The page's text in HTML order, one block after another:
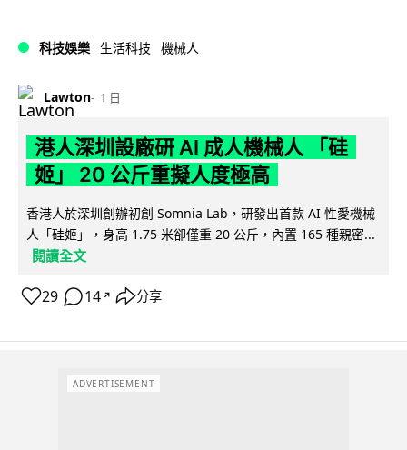
科技娛樂 生活科技 機械人
Lawton 1 日
港人深圳設廠研 AI 成人機械人 「硅
姬」 20 公斤重擬人度極高
香港人於深圳創辦初創 Somnia Lab，研發出首款 AI 性愛機械
人「硅姬」，身高 1.75 米卻僅重 20 公斤，內置 165 種親密...
閱讀全文
29 14 ↗ 分享
ADVERTISEMENT